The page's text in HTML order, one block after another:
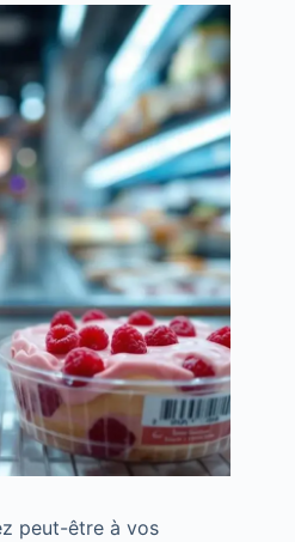
peut-être à vos